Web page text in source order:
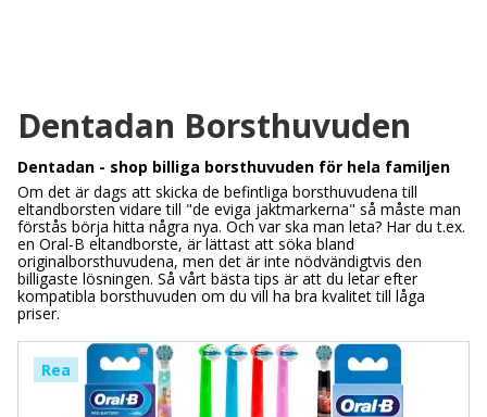
Dentadan Borsthuvuden
Dentadan - shop billiga borsthuvuden för hela familjen
Om det är dags att skicka de befintliga borsthuvudena till
eltandborsten vidare till "de eviga jaktmarkerna" så måste man
förstås börja hitta några nya. Och var ska man leta? Har du t.ex.
en Oral-B eltandborste, är lättast att söka bland
originalborsthuvudena, men det är inte nödvändigtvis den
billigaste lösningen. Så vårt bästa tips är att du letar efter
kompatibla borsthuvuden om du vill ha bra kvalitet till låga
priser.
Rea